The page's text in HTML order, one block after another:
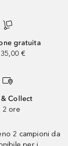
gratuita
€
Collect
2 ore
2 campioni da